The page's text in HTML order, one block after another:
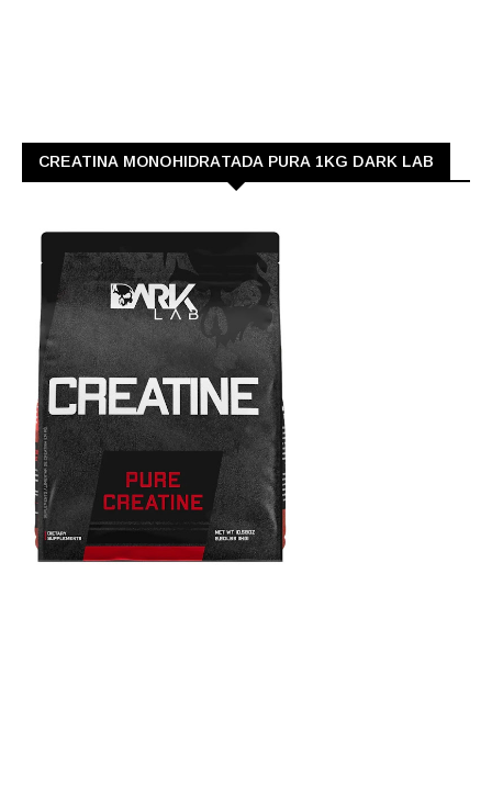
CREATINA MONOHIDRATADA PURA 1KG DARK LAB